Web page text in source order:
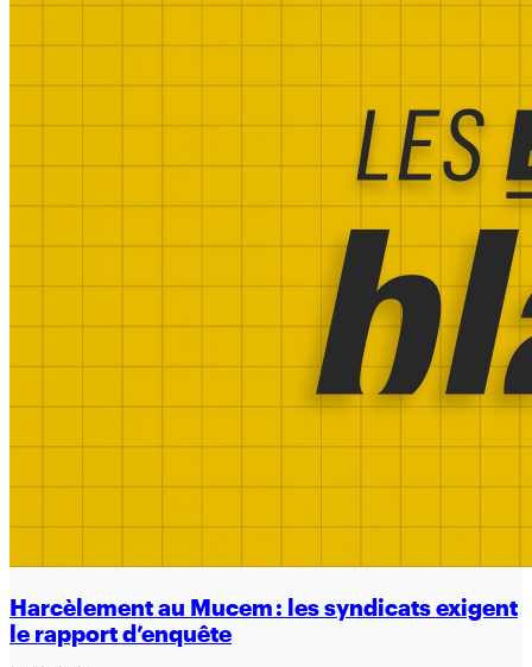
Harcèlement au Mucem : les syndicats exigent
le rapport d’enquête